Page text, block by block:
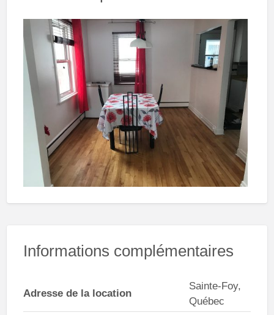
Informations complémentaires
Adresse de la location
Sainte-Foy,
Québec